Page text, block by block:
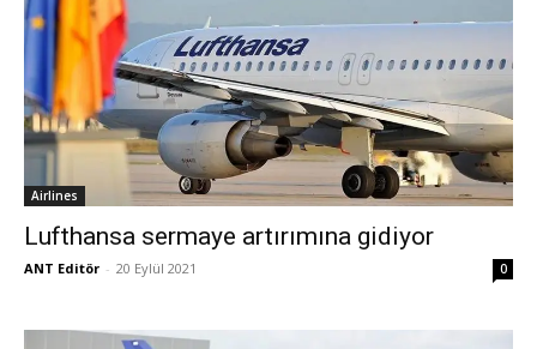
Airlines
Lufthansa sermaye artırımına gidiyor
ANT Editör - 20 Eylül 2021 0